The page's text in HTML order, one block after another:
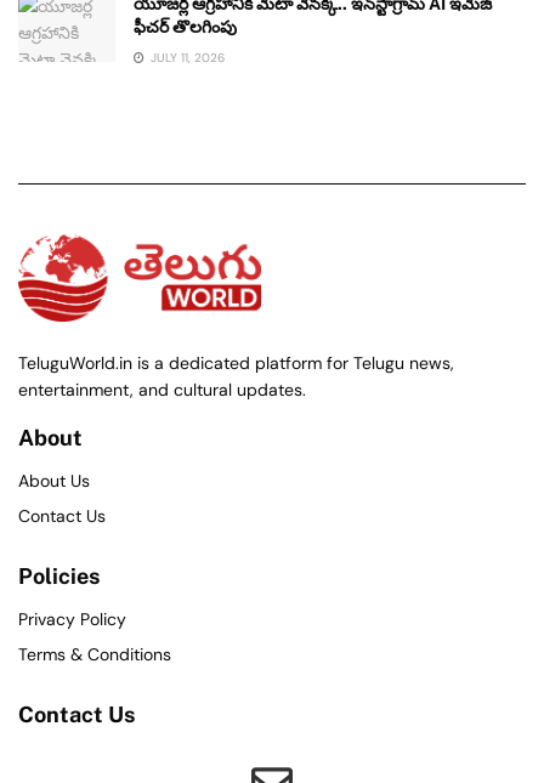
ఫీచర్ తొలగింపు
JULY 11, 2026
TeluguWorld.in is a dedicated platform for Telugu news,
entertainment, and cultural updates.
About
About Us
Contact Us
Policies
Privacy Policy
Terms & Conditions
Contact Us